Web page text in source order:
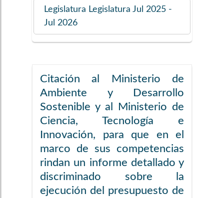
Legislatura Legislatura Jul 2025 -
Jul 2026
Citación al Ministerio de
Ambiente y Desarrollo
Sostenible y al Ministerio de
Ciencia, Tecnología e
Innovación, para que en el
marco de sus competencias
rindan un informe detallado y
discriminado sobre la
ejecución del presupuesto de